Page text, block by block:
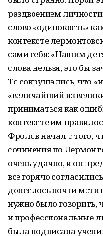
раздвоением
слово «одинокость»
контексте
сами себя: «Нашим
слова нельзя, это бы
То сокрушались, что
«величайший из
приниматься как
контексте им
Фролов начал с того,
сочинения по
очень удачно, и он
все горячо
донеслось почти
нужно было говорить,
и профессиональные
была подписана